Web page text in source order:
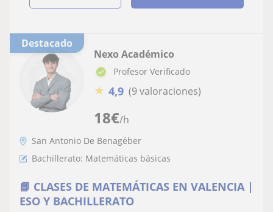
Destacado
18€/h
Nexo Académico
Profesor Verificado
★ 4,9 (9 valoraciones)
San Antonio De Benagéber
Bachillerato: Matemáticas básicas
📘 CLASES DE MATEMÁTICAS EN VALENCIA |
ESO Y BACHILLERATO